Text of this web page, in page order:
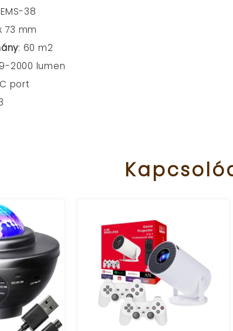
EMS-38
73 mm
: 60 m2
2000 lumen
port